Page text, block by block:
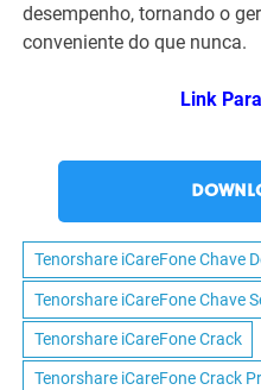
desempenho, tornando o
conveniente do que nunca.
Link
Tenorshare iCareFone Chave
Tenorshare iCareFone Chave
Tenorshare iCareFone Crack
Tenorshare iCareFone Crack